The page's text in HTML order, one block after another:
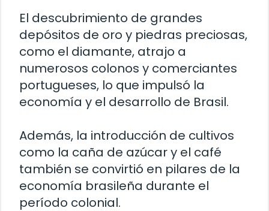
El descubrimiento de grandes
depósitos de oro y piedras preciosas,
como el diamante, atrajo a
numerosos colonos y comerciantes
portugueses, lo que impulsó la
economía y el desarrollo de Brasil.
Además, la introducción de cultivos
como la caña de azúcar y el café
también se convirtió en pilares de la
economía brasileña durante el
período colonial.